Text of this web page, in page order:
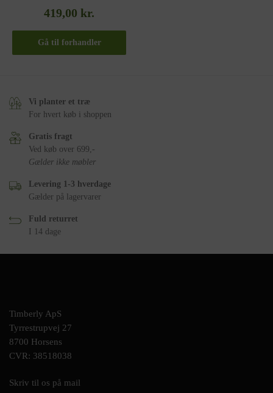
419,00 kr.
Gå til forhandler
Vi planter et træ
For hvert køb i shoppen
Gratis fragt
Ved køb over 699,-
Gælder ikke møbler
Levering 1-3 hverdage
Gælder på lagervarer
Fuld returret
I 14 dage
Timberly ApS
Tyrrestrupvej 27
8700 Horsens
CVR: 38518038
Skriv til os på mail